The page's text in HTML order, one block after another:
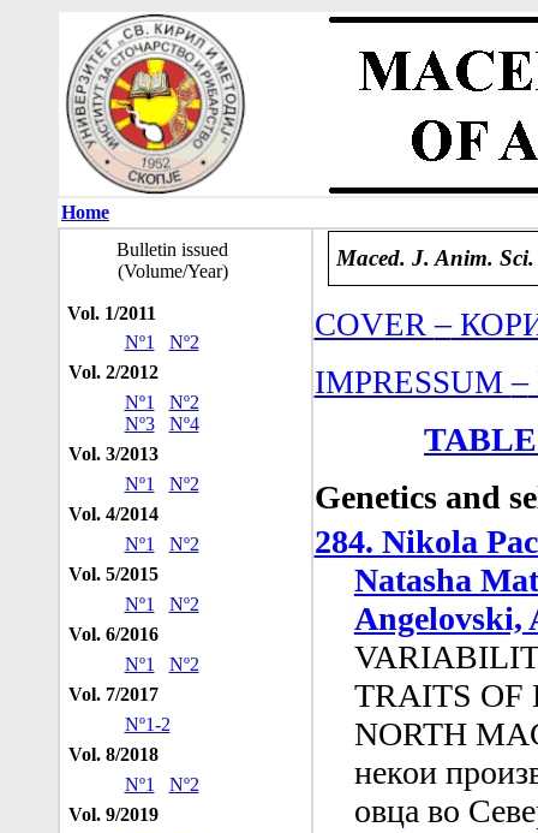
Home
Bulletin issued
(Volume/Year)
Vol. 1/2011
Nº1
Nº2
Vol. 2/2012
Nº1
Nº2
Nº3
Nº4
Vol. 3/2013
Nº1
Nº2
Vol. 4/2014
Nº1
Nº2
Vol. 5/2015
Nº1
Nº2
Vol. 6/2016
Nº1
Nº2
Vol. 7/2017
Nº1-2
Vol. 8/2018
Nº1
Nº2
Vol. 9/2019
Maced. J. Anim. Sci.
COVER–
IMPRESSUM–
Genetics and
284. Nikola
Natasha
Angelovski,
TRAITS OF
NORTH
некои
овца во